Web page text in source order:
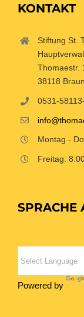
KONTAKT
Stiftung St.
Thomaestr.
38118
0531-
Montag -
Freitag:
SPRACHE
Powered by